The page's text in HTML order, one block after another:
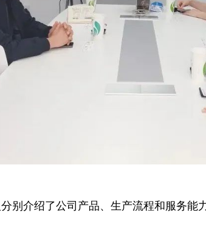
别介绍了公司产品、生产流程和服务能